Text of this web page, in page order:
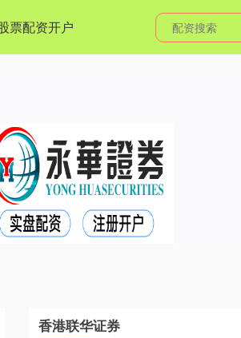
票配资开户
香港联华证券